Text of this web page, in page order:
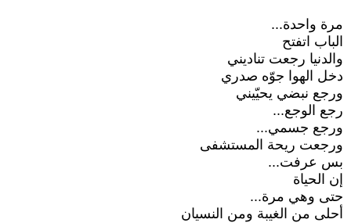
مرة واحدة...
الباب اتفتح
والدنيا رجعت تناديني
دخل الهوا جوّه صدري
ورجع نبضي يحيّيني
رجع الوجع...
ورجع جسمي...
ورجعت ريحة المستشفى
بس عرفت...
إن الحياة
حتى وهي مرة...
أحلى من الغيبة ومن النسيان